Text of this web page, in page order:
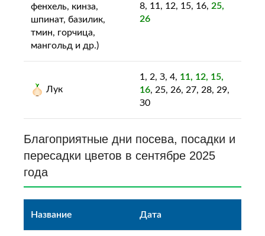
фенхель, кинза,
шпинат, базилик,
тмин, горчица,
мангольд и др.)
8, 11, 12, 15, 16, 25,
26
Лук
1, 2, З, 4, 11, 12, 15,
16, 25, 26, 27, 28, 29,
З0
Благоприятные дни посева, посадки и
пересадки цветов в сентябре 2025
года
Название Дата